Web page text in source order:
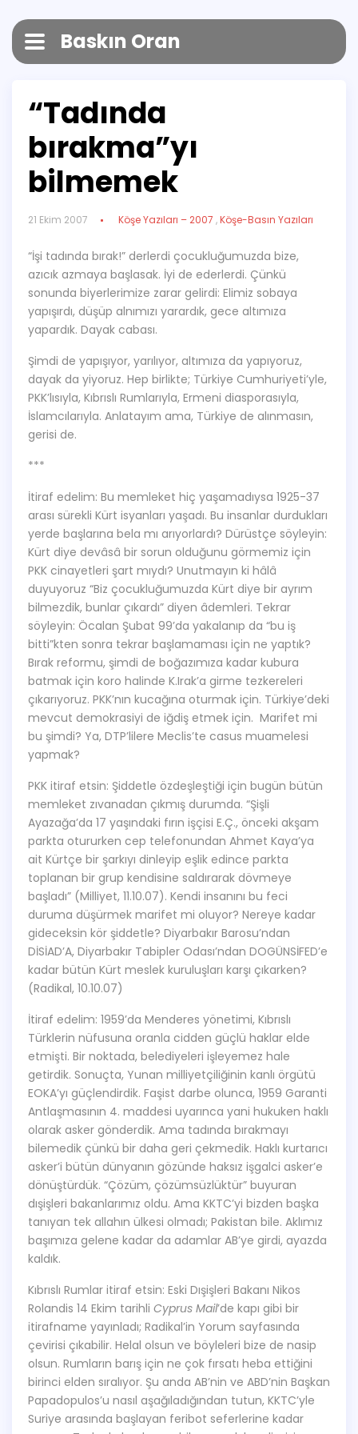
Baskın Oran
“Tadında
bırakma”yı
bilmemek
21 Ekim 2007 Köşe Yazıları – 2007 ,Köşe-Basın Yazıları
“İşi tadında bırak!” derlerdi çocukluğumuzda bize,
azıcık azmaya başlasak. İyi de ederlerdi. Çünkü
sonunda biyerlerimize zarar gelirdi: Elimiz sobaya
yapışırdı, düşüp alnımızı yarardık, gece altımıza
yapardık. Dayak cabası.
Şimdi de yapışıyor, yarılıyor, altımıza da yapıyoruz,
dayak da yiyoruz. Hep birlikte; Türkiye Cumhuriyeti’yle,
PKK’lısıyla, Kıbrıslı Rumlarıyla, Ermeni diasporasıyla,
İslamcılarıyla. Anlatayım ama, Türkiye de alınmasın,
gerisi de.
***
İtiraf edelim: Bu memleket hiç yaşamadıysa 1925-37
arası sürekli Kürt isyanları yaşadı. Bu insanlar durdukları
yerde başlarına bela mı arıyorlardı? Dürüstçe söyleyin:
Kürt diye devâsâ bir sorun olduğunu görmemiz için
PKK cinayetleri şart mıydı? Unutmayın ki hâlâ
duyuyoruz “Biz çocukluğumuzda Kürt diye bir ayrım
bilmezdik, bunlar çıkardı” diyen âdemleri. Tekrar
söyleyin: Öcalan Şubat 99’da yakalanıp da “bu iş
bitti”kten sonra tekrar başlamaması için ne yaptık?
Bırak reformu, şimdi de boğazımıza kadar kubura
batmak için koro halinde K.Irak’a girme tezkereleri
çıkarıyoruz. PKK’nın kucağına oturmak için. Türkiye’deki
mevcut demokrasiyi de iğdiş etmek için. Marifet mi
bu şimdi? Ya, DTP’lilere Meclis’te casus muamelesi
yapmak?
PKK itiraf etsin: Şiddetle özdeşleştiği için bugün bütün
memleket zıvanadan çıkmış durumda. “Şişli
Ayazağa’da 17 yaşındaki fırın işçisi E.Ç., önceki akşam
parkta otururken cep telefonundan Ahmet Kaya’ya
ait Kürtçe bir şarkıyı dinleyip eşlik edince parkta
toplanan bir grup kendisine saldırarak dövmeye
başladı” (Milliyet, 11.10.07). Kendi insanını bu feci
duruma düşürmek marifet mi oluyor? Nereye kadar
gideceksin kör şiddetle? Diyarbakır Barosu’ndan
DİSİAD’A, Diyarbakır Tabipler Odası’ndan DOGÜNSİFED’e
kadar bütün Kürt meslek kuruluşları karşı çıkarken?
(Radikal, 10.10.07)
İtiraf edelim: 1959’da Menderes yönetimi, Kıbrıslı
Türklerin nüfusuna oranla cidden güçlü haklar elde
etmişti. Bir noktada, belediyeleri işleyemez hale
getirdik. Sonuçta, Yunan milliyetçiliğinin kanlı örgütü
EOKA’yı güçlendirdik. Faşist darbe olunca, 1959 Garanti
Antlaşmasının 4. maddesi uyarınca yani hukuken haklı
olarak asker gönderdik. Ama tadında bırakmayı
bilemedik çünkü bir daha geri çekmedik. Haklı kurtarıcı
asker’i bütün dünyanın gözünde haksız işgalci asker’e
dönüştürdük. “Çözüm, çözümsüzlüktür” buyuran
dışişleri bakanlarımız oldu. Ama KKTC’yi bizden başka
tanıyan tek allahın ülkesi olmadı; Pakistan bile. Aklımız
başımıza gelene kadar da adamlar AB’ye girdi, ayazda
kaldık.
Kıbrıslı Rumlar itiraf etsin: Eski Dışişleri Bakanı Nikos
Rolandis 14 Ekim tarihli Cyprus Mail’de kapı gibi bir
itirafname yayınladı; Radikal’in Yorum sayfasında
çevirisi çıkabilir. Helal olsun ve böyleleri bize de nasip
olsun. Rumların barış için ne çok fırsatı heba ettiğini
birinci elden sıralıyor. Şu anda AB’nin ve ABD’nin Başkan
Papadopulos’u nasıl aşağıladığından tutun, KKTC’yle
Suriye arasında başlayan feribot seferlerine kadar